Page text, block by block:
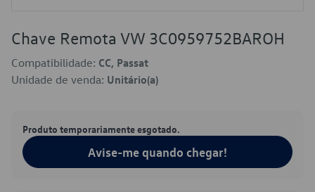
Chave Remota VW 3C0959752BAROH
Compatibilidade: CC, Passat
Unidade de venda: Unitário(a)
Produto temporariamente esgotado.
Avise-me quando chegar!